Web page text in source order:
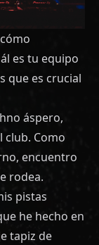
es tu equipo
que es crucial
áspero,
club. Como
encuentro
rodea.
pistas
he hecho en
tapiz de